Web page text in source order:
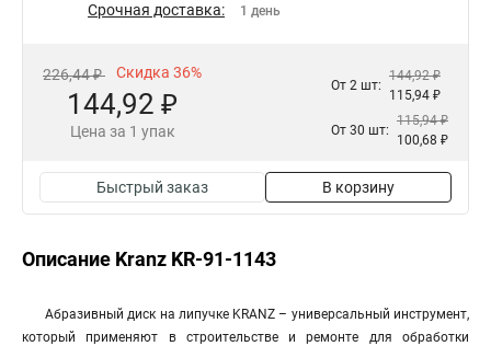
Срочная доставка: 1 день
226,44 ₽ Скидка 36%
144,92 ₽
Цена за 1 упак
От 2 шт:
144,92 ₽
115,94 ₽
От 30 шт:
115,94 ₽
100,68 ₽
Быстрый заказ В корзину
Описание Kranz KR-91-1143
Абразивный диск на липучке KRANZ – универсальный инструмент,
который применяют в строительстве и ремонте для обработки